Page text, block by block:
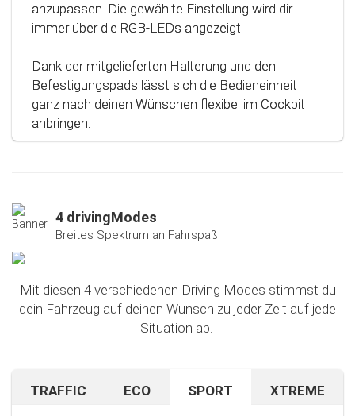
anzupassen. Die gewählte Einstellung wird dir
immer über die RGB-LEDs angezeigt.
Dank der mitgelieferten Halterung und den
Befestigungspads lässt sich die Bedieneinheit
ganz nach deinen Wünschen flexibel im Cockpit
anbringen.
4 drivingModes
Breites Spektrum an Fahrspaß
Mit diesen 4 verschiedenen Driving Modes stimmst du
dein Fahrzeug auf deinen Wunsch zu jeder Zeit auf jede
Situation ab.
TRAFFIC ECO SPORT XTREME
Bist du auf unbekanntem Terrain oder in dichtem
Sparen beim Fahren? Mit diesem cleveren
Falls du nach dem Ausprobieren unseres Sport-